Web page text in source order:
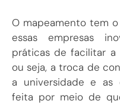
O mapeamento tem
essas empresas
práticas de facilitar a
ou seja, a troca de
a universidade e as
feita por meio de